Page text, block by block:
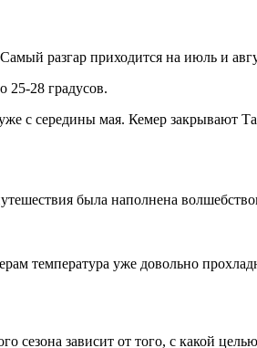
разгар приходится на июль и
25-28 градусов.
с середины мая. Кемер закрывают
была наполнена
температура уже довольно
зависит от того, с какой